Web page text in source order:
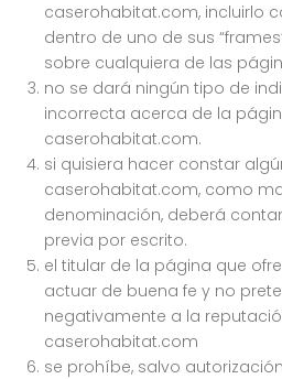
caserohabitat.com, incluirlo
dentro de uno de sus
sobre cualquiera de las
no se dará ningún tipo de
incorrecta acerca de la
caserohabitat.com.
si quisiera hacer constar
caserohabitat.com, como
denominación, deberá
previa por escrito.
el titular de la página que
actuar de buena fe y no
negativamente a la
caserohabitat.com
se prohíbe, salvo